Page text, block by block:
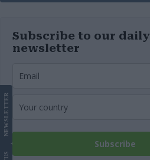
Subscribe to our daily
newsletter
Subscribe
US
NEWS
LETTER